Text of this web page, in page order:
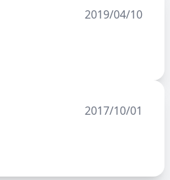
2019/04/10
2017/10/01